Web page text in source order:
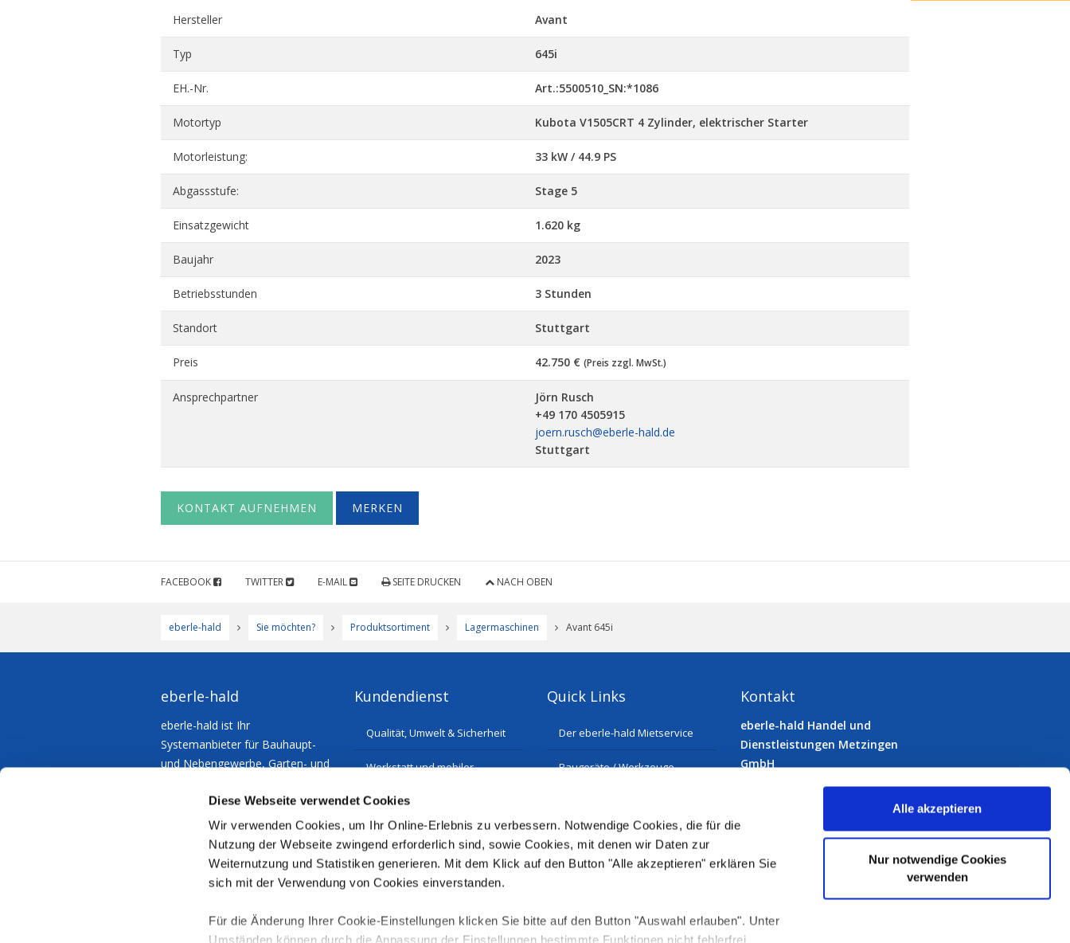
Diese Webseite verwendet Cookies
Wir verwenden Cookies, um Ihr Online-Erlebnis zu verbessern. Notwendige Cookies, die für die
Nutzung der Webseite zwingend erforderlich sind, sowie Cookies, mit denen wir Daten zur
Weiternutzung und Statistiken generieren. Mit dem Klick auf den Button "Alle akzeptieren" erklären Sie
sich mit der Verwendung von Cookies einverstanden.
Für die Änderung Ihrer Cookie-Einstellungen klicken Sie bitte auf den Button "Auswahl erlauben". Unter
Umständen können durch die Anpassung der Einstellungen bestimmte Funktionen nicht fehlerfrei
Alle akzeptieren
Nur notwendige Cookies
verwenden
Hersteller Avant
Typ 645i
EH.-Nr. Art.:5500510_SN:*1086
Motortyp Kubota V1505CRT 4 Zylinder, elektrischer Starter
Motorleistung: 33 kW / 44.9 PS
Abgassstufe: Stage 5
Einsatzgewicht 1.620 kg
Baujahr 2023
Betriebsstunden 3 Stunden
Standort Stuttgart
Preis 42.750 € (Preis zzgl. MwSt.)
Ansprechpartner
Jörn Rusch
+49 170 4505915
joern.rusch@eberle-hald.de
Stuttgart
KONTAKT AUFNEHMEN MERKEN
FACEBOOK TWITTER E-MAIL SEITE DRUCKEN NACH OBEN
eberle-hald Sie möchten? Produktsortiment Lagermaschinen Avant 645i
eberle-hald
eberle-hald ist Ihr
Systemanbieter für Bauhaupt-
und Nebengewerbe, Garten- und
Kommunen und Industrie.
Kundendienst
Qualität, Umwelt & Sicherheit
Werkstatt und mobiler
Ersatzteilservice
Quick Links
Der eberle-hald Mietservice
Baugeräte / Werkzeuge
Kontakt
eberle-hald Handel und
Dienstleistungen Metzingen
GmbH
72555 Metzingen
Telefax: 07123 9231-50
E-Mail:
info@eberle-hald.de
Folgen Sie uns: